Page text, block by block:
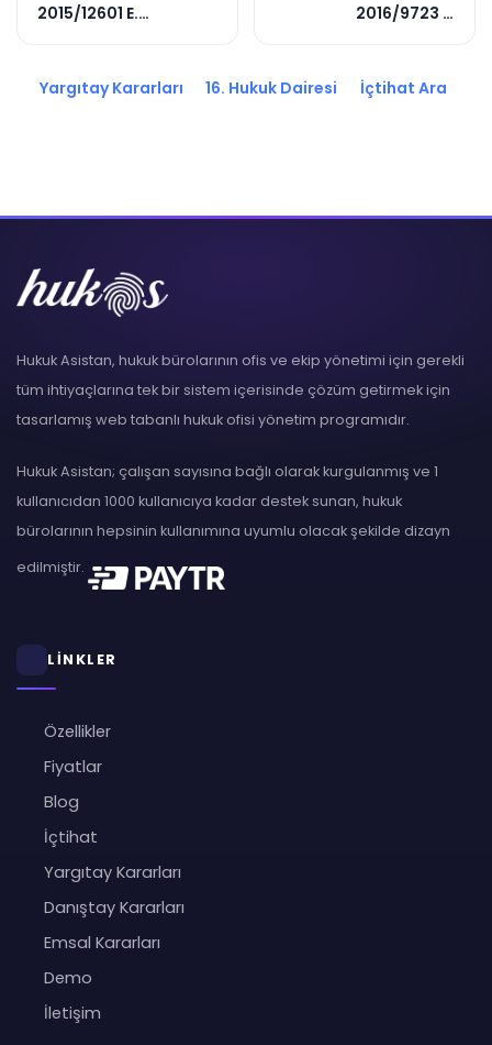
2015/12601 E.
2016/9723 E.
Yargıtay Kararları 16. Hukuk Dairesi İçtihat Ara
Hukuk Asistan, hukuk bürolarının ofis ve ekip yönetimi için gerekli
tüm ihtiyaçlarına tek bir sistem içerisinde çözüm getirmek için
tasarlamış web tabanlı hukuk ofisi yönetim programıdır.
Hukuk Asistan; çalışan sayısına bağlı olarak kurgulanmış ve 1
kullanıcıdan 1000 kullanıcıya kadar destek sunan, hukuk
bürolarının hepsinin kullanımına uyumlu olacak şekilde dizayn
edilmiştir.
LİNKLER
Özellikler
Fiyatlar
Blog
İçtihat
Yargıtay Kararları
Danıştay Kararları
Emsal Kararları
Demo
İletişim